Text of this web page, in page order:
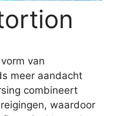
van
meer aandacht
combineert
waardoor